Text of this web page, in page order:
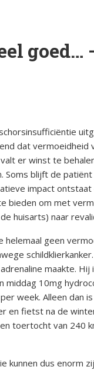
dat vermoeidheid
er winst te
Soms blijft de
impact ontstaat
bieden om met
huisarts) naar
geen
maakte. Hij
10mg
week. Alleen
en fietst na de
toertocht van 240
kunnen dus enorm